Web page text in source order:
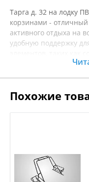
Тарга д. 32 на лодку
корзинами -
активного отдыха на
удобную поддержку
платформы для
использование ещё
прочного материала,
воды и
долговечность в
удобны для хранения
мелких аксессуаров.
специальных
подготовить ваше
воду. Перед покупкой
Похожие